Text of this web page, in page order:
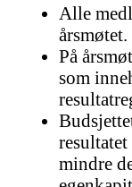
Alle
årsmøtet.
På
som
mindre